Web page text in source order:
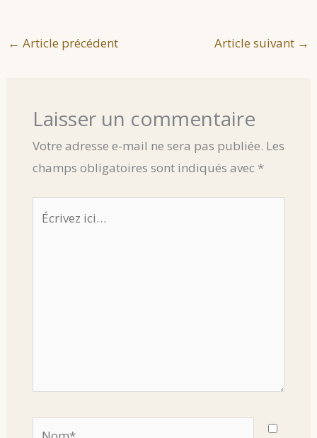
← Article précédent Article suivant →
Laisser un commentaire
Votre adresse e-mail ne sera pas publiée. Les
champs obligatoires sont indiqués avec *
Écrivez
Nom*